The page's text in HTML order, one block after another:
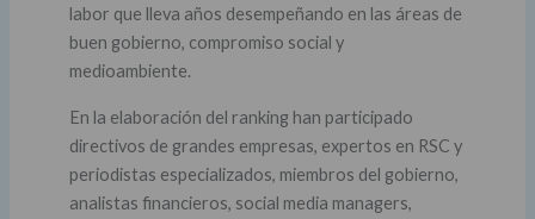
labor que lleva años desempeñando en las áreas de
buen gobierno, compromiso social y
medioambiente.
En la elaboración del ranking han participado
directivos de grandes empresas, expertos en RSC y
periodistas especializados, miembros del gobierno,
analistas financieros, social media managers,